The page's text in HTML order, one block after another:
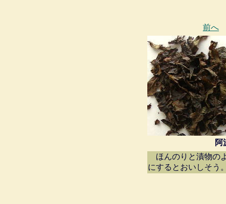
前へ
阿
ほんのりと漬物の
にするとおいしそう